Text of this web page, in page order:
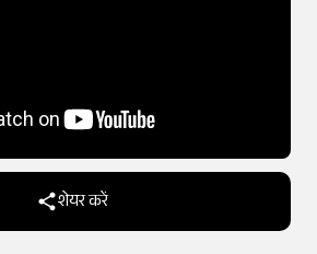
शेयर करें